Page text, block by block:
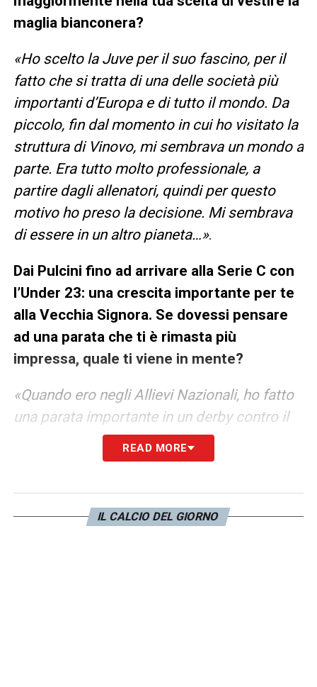
maglia bianconera?
«Ho scelto la Juve per il suo fascino, per il
fatto che si tratta di una delle società più
importanti d’Europa e di tutto il mondo. Da
piccolo, fin dal momento in cui ho visitato la
struttura di Vinovo, mi sembrava un mondo a
parte. Era tutto molto professionale, a
partire dagli allenatori, quindi per questo
motivo ho preso la decisione. Mi sembrava
di essere in un altro pianeta…».
Dai Pulcini fino ad arrivare alla Serie C con
l’Under 23: una crescita importante per te
alla Vecchia Signora. Se dovessi pensare
ad una parata che ti è rimasta più
impressa, quale ti viene in mente?
«Quando ero negli Allievi Nazionali, ho fatto
una parata importante in un derby contro il
Torino. La partita è terminata poi 3-3, però
ho compiuto un bel gesto tecnico su un
molto sentita contro il Torino, per cui quella
parata mi è rimasta impressa».
READ MORE
IL CALCIO DEL GIORNO